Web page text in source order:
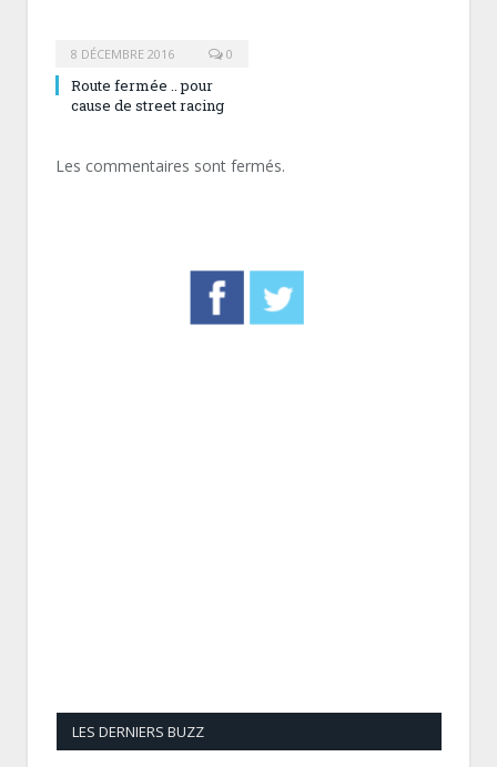
8 DÉCEMBRE 2016 0
Route fermée .. pour
cause de street racing
Les commentaires sont fermés.
LES DERNIERS BUZZ